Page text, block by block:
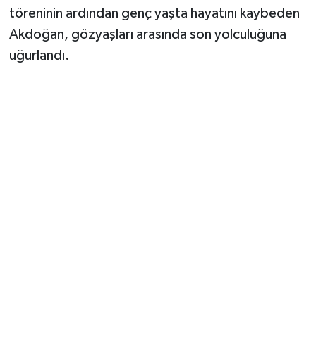
töreninin ardından genç yaşta hayatını kaybeden
Akdoğan, gözyaşları arasında son yolculuğuna
uğurlandı.